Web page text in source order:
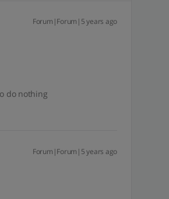
Forum|Forum|5 years ago
do nothing
Forum|Forum|5 years ago